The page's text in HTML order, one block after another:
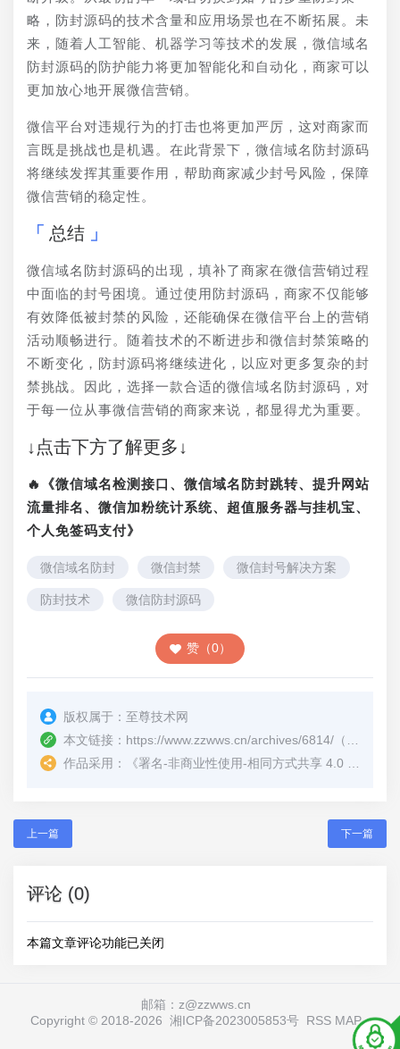
略，防封源码的技术含量和应用场景也在不断拓展。未
来，随着人工智能、机器学习等技术的发展，微信域名
防封源码的防护能力将更加智能化和自动化，商家可以
更加放心地开展微信营销。
微信平台对违规行为的打击也将更加严厉，这对商家而
言既是挑战也是机遇。在此背景下，微信域名防封源码
将继续发挥其重要作用，帮助商家减少封号风险，保障
微信营销的稳定性。
总结
微信域名防封源码的出现，填补了商家在微信营销过程
中面临的封号困境。通过使用防封源码，商家不仅能够
有效降低被封禁的风险，还能确保在微信平台上的营销
活动顺畅进行。随着技术的不断进步和微信封禁策略的
不断变化，防封源码将继续进化，以应对更多复杂的封
禁挑战。因此，选择一款合适的微信域名防封源码，对
于每一位从事微信营销的商家来说，都显得尤为重要。
↓点击下方了解更多↓
🔥《微信域名检测接口、微信域名防封跳转、提升网站
流量排名、微信加粉统计系统、超值服务器与挂机宝、
个人免签码支付》
微信域名防封 微信封禁 微信封号解决方案
防封技术 微信防封源码
赞（0）
版权属于： 至尊技术网
本文链接： https://www.zzwws.cn/archives/6814/ （转载时请注明本文出处及文章链接）
作品采用：
《署名-非商业性使用-相同方式共享 4.0 国际 (CC BY-NC-SA 4.0)
上一篇 下一篇
评论 (0)
本篇文章评论功能已关闭
邮箱：z@zzwws.cn
Copyright © 2018-2026 湘ICP备2023005853号 RSS MAP